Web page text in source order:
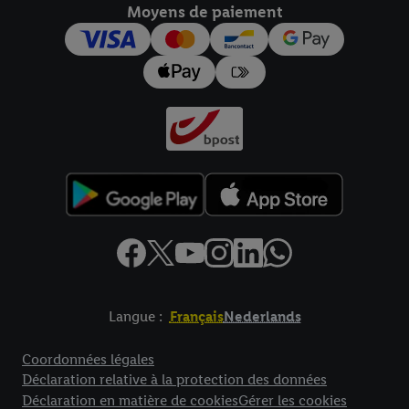
Moyens de paiement
Langue : FrançaisNederlands
Coordonnées légales
Déclaration relative à la protection des données
Déclaration en matière de cookiesGérer les cookies
pour l’avenir dans notredéclaration relative à la protection des
données
Vous trouverez les impressions ici.